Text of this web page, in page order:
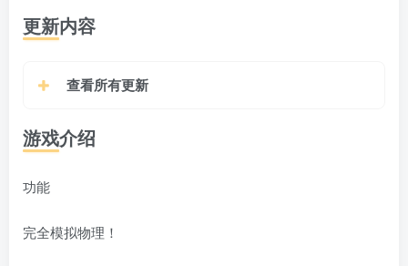
更新内容
查看所有更新
游戏介绍
功能
完全模拟物理！